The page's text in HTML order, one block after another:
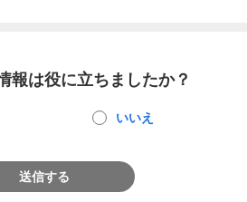
報は役に立ちましたか？
いいえ
送信する